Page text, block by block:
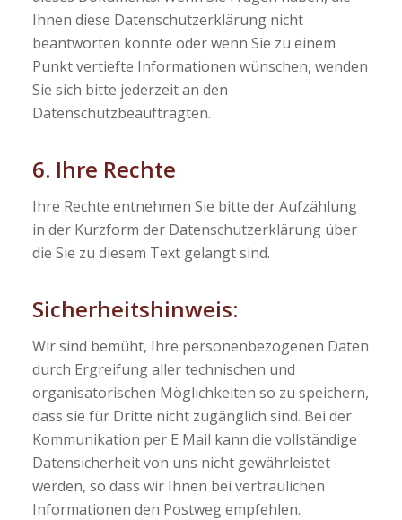
Ihnen diese Datenschutzerklärung nicht
beantworten konnte oder wenn Sie zu einem
Punkt vertiefte Informationen wünschen, wenden
Sie sich bitte jederzeit an den
Datenschutzbeauftragten.
6. Ihre Rechte
Ihre Rechte entnehmen Sie bitte der Aufzählung
in der Kurzform der Datenschutzerklärung über
die Sie zu diesem Text gelangt sind.
Sicherheitshinweis:
Wir sind bemüht, Ihre personenbezogenen Daten
durch Ergreifung aller technischen und
organisatorischen Möglichkeiten so zu speichern,
dass sie für Dritte nicht zugänglich sind. Bei der
Kommunikation per E Mail kann die vollständige
Datensicherheit von uns nicht gewährleistet
werden, so dass wir Ihnen bei vertraulichen
Informationen den Postweg empfehlen.